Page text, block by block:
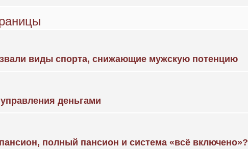
виды спорта, снижающие мужскую потенцию
деньгами
полный пансион и система «всё включено»?